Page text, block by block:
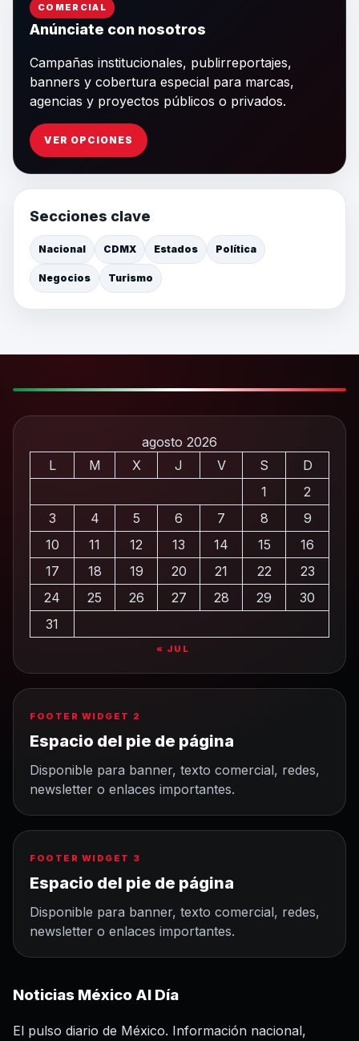
COMERCIAL
Anúnciate con nosotros
Campañas institucionales, publirreportajes,
banners y cobertura especial para marcas,
agencias y proyectos públicos o privados.
VER OPCIONES
Secciones clave
Nacional CDMX Estados Política
Negocios Turismo
agosto 2026
L
M X J V S
D
1
2
3
4 5 6 7 8
9
10
11 12 13 14 15
16
17
18 19 20 21 22
23
24
25 26 27 28 29
30
31
« JUL
FOOTER WIDGET 2
Espacio del pie de página
Disponible para banner, texto comercial, redes,
newsletter o enlaces importantes.
FOOTER WIDGET 3
Espacio del pie de página
Disponible para banner, texto comercial, redes,
newsletter o enlaces importantes.
Noticias México Al Día
El pulso diario de México. Información nacional,